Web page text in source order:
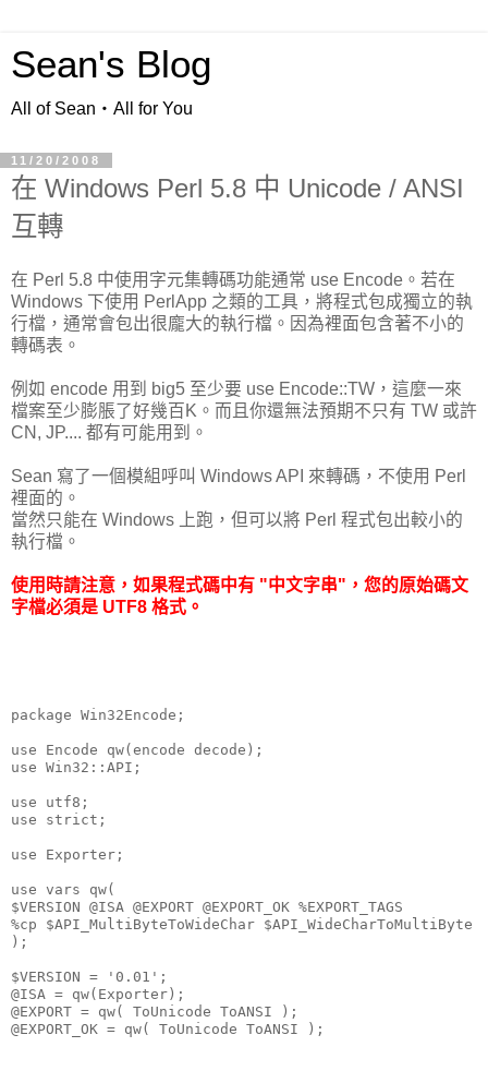
Sean's Blog
All of Sean‧All for You
11/20/2008
在 Windows Perl 5.8 中 Unicode / ANSI
互轉
在 Perl 5.8 中使用字元集轉碼功能通常 use Encode。若在
Windows 下使用 PerlApp 之類的工具，將程式包成獨立的執
行檔，通常會包出很龐大的執行檔。因為裡面包含著不小的
轉碼表。
例如 encode 用到 big5 至少要 use Encode::TW，這麼一來
檔案至少膨脹了好幾百K。而且你還無法預期不只有 TW 或許
CN, JP.... 都有可能用到。
Sean 寫了一個模組呼叫 Windows API 來轉碼，不使用 Perl
裡面的。
當然只能在 Windows 上跑，但可以將 Perl 程式包出較小的
執行檔。
使用時請注意，如果程式碼中有 "中文字串"，您的原始碼文
字檔必須是 UTF8 格式。
package Win32Encode;
use Encode qw(encode decode);
use Win32::API;
use utf8;
use strict;
use Exporter;
use vars qw(
$VERSION @ISA @EXPORT @EXPORT_OK %EXPORT_TAGS
%cp $API_MultiByteToWideChar $API_WideCharToMultiByte
);
$VERSION = '0.01';
@ISA = qw(Exporter);
@EXPORT = qw( ToUnicode ToANSI );
@EXPORT_OK = qw( ToUnicode ToANSI );